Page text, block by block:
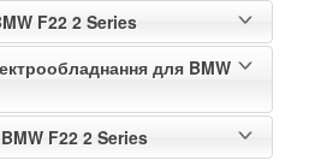
F22 2 Series
для BMW
F22 2 Series